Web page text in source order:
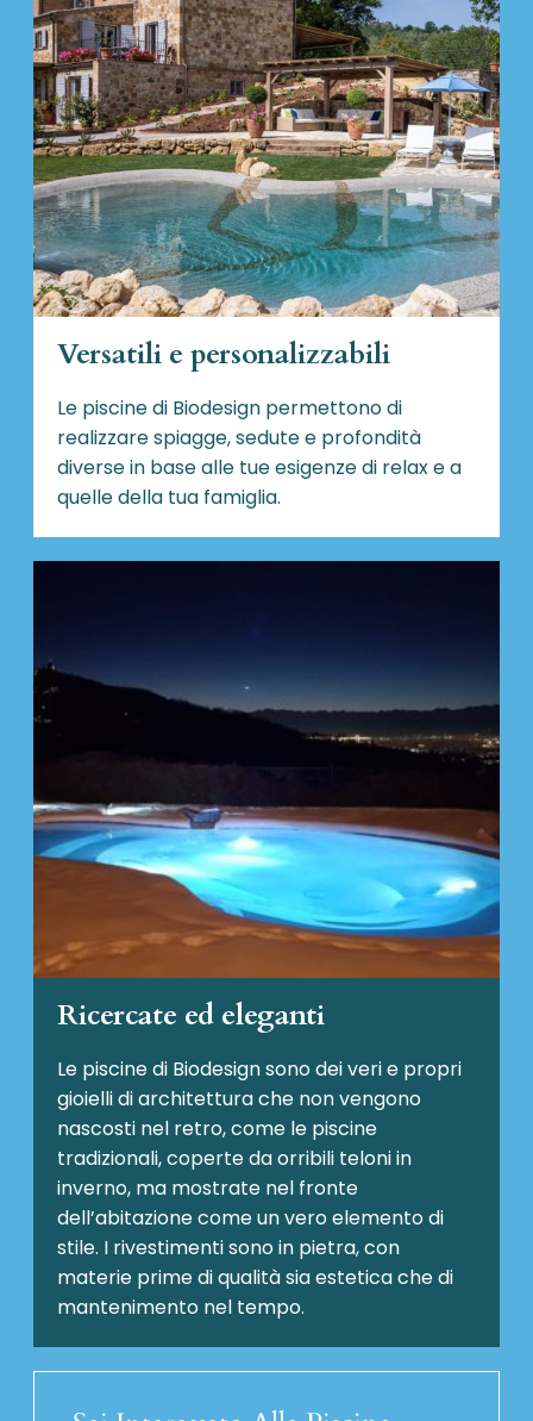
Versatili e personalizzabili
Le piscine di Biodesign permettono di
realizzare spiagge, sedute e profondità
diverse in base alle tue esigenze di relax e a
quelle della tua famiglia.
Ricercate ed eleganti
Le piscine di Biodesign sono dei veri e propri
gioielli di architettura che non vengono
nascosti nel retro, come le piscine
tradizionali, coperte da orribili teloni in
inverno, ma mostrate nel fronte
dell’abitazione come un vero elemento di
stile. I rivestimenti sono in pietra, con
materie prime di qualità sia estetica che di
mantenimento nel tempo.